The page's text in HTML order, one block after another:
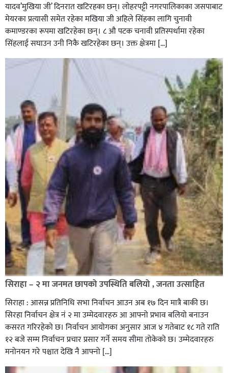
सिराहाको औरहीमा जेन-जी भेला सम्पन्न
यादव’मुखिया जी’ दिनरात खटिरहका छन्। लोहरपट्टी नगरपालिकाका जसपाबाट
मेयरका प्रत्यासी समेत रहेका मखिया जी अहिले सिंहका लागि चुनावी
कमाण्डरका रूपमा खटिरहेका छन्। ८ औ पटक चनावी प्रतिस्पर्धामा रहेका
सिंहलाई सघाउन उनी निकै खटिरहेका छन्। उक्त क्षेत्रमा […]
सिराहा – २ मा जनमत छापको उपस्थिति बलियो , जनता उत्साहित
सिराहा : आसन्न प्रतिनिधि सभा निर्वाचन आउन अब १७ दिन मात्रै बाकी छ।
सिरहा निर्वाचन क्षेत्र नं २ मा उम्मेदवारहरु आ आफ्नो प्रभाव बलियो बनाउन
कसरत गरिरहेको छ। निर्वाचन आयोगका अनुसार आज ४ गतेबाट १८ गते राति
१२ बजे सम्म निर्वाचन प्रचार प्रसार गर्ने समय सीमा तोकेको छ। उम्मेदवारहरु
मनोनयन गरे पश्चात देखि नै आफ्नो […]